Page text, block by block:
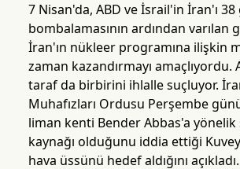
7 Nisan'da, ABD ve İsrail'in İran'ı 38
bombalamasının ardından varılan
İran'ın nükleer programına ilişkin
zaman kazandırmayı amaçlıyordu.
taraf da birbirini ihlalle suçluyor.
Muhafızları Ordusu Perşembe
liman kenti Bender Abbas'a yönelik
kaynağı olduğunu iddia ettiği
hava üssünü hedef aldığını